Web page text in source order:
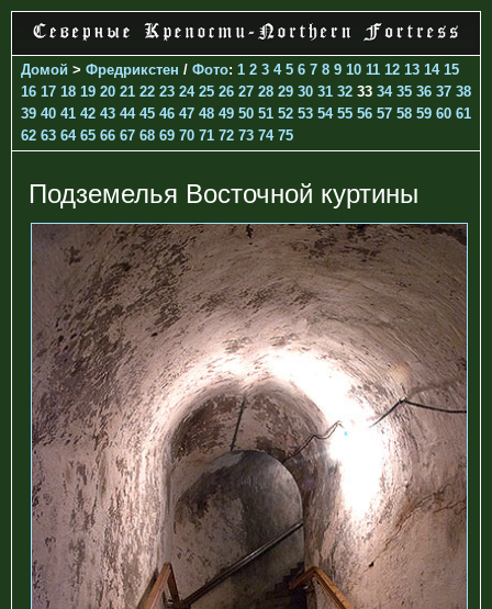
Домой > Фредрикстен / Фото: 1 2 3 4 5 6 7 8 9 10 11 12 13 14 15
16 17 18 19 20 21 22 23 24 25 26 27 28 29 30 31 32 33 34 35 36 37 38
39 40 41 42 43 44 45 46 47 48 49 50 51 52 53 54 55 56 57 58 59 60 61
62 63 64 65 66 67 68 69 70 71 72 73 74 75
Подземелья Восточной куртины